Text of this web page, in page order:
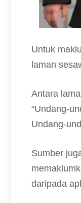
Untuk
laman
Antara
“Undang-
Undang-
Sumber
daripada